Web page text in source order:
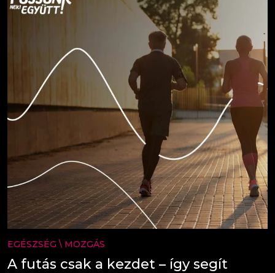
EGÉSZSÉG \ MOZGÁS
A futás csak a kezdet – így segít